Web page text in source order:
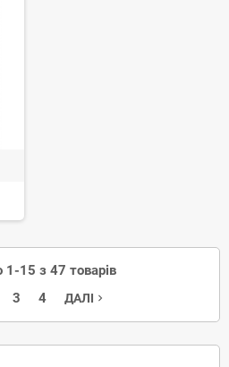
1-15 з 47 товарів
3 4 ДАЛІ navigate_next